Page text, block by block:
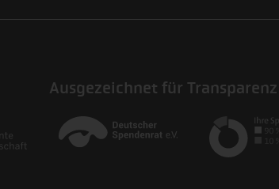
Ausgezeichnet für Transparenz